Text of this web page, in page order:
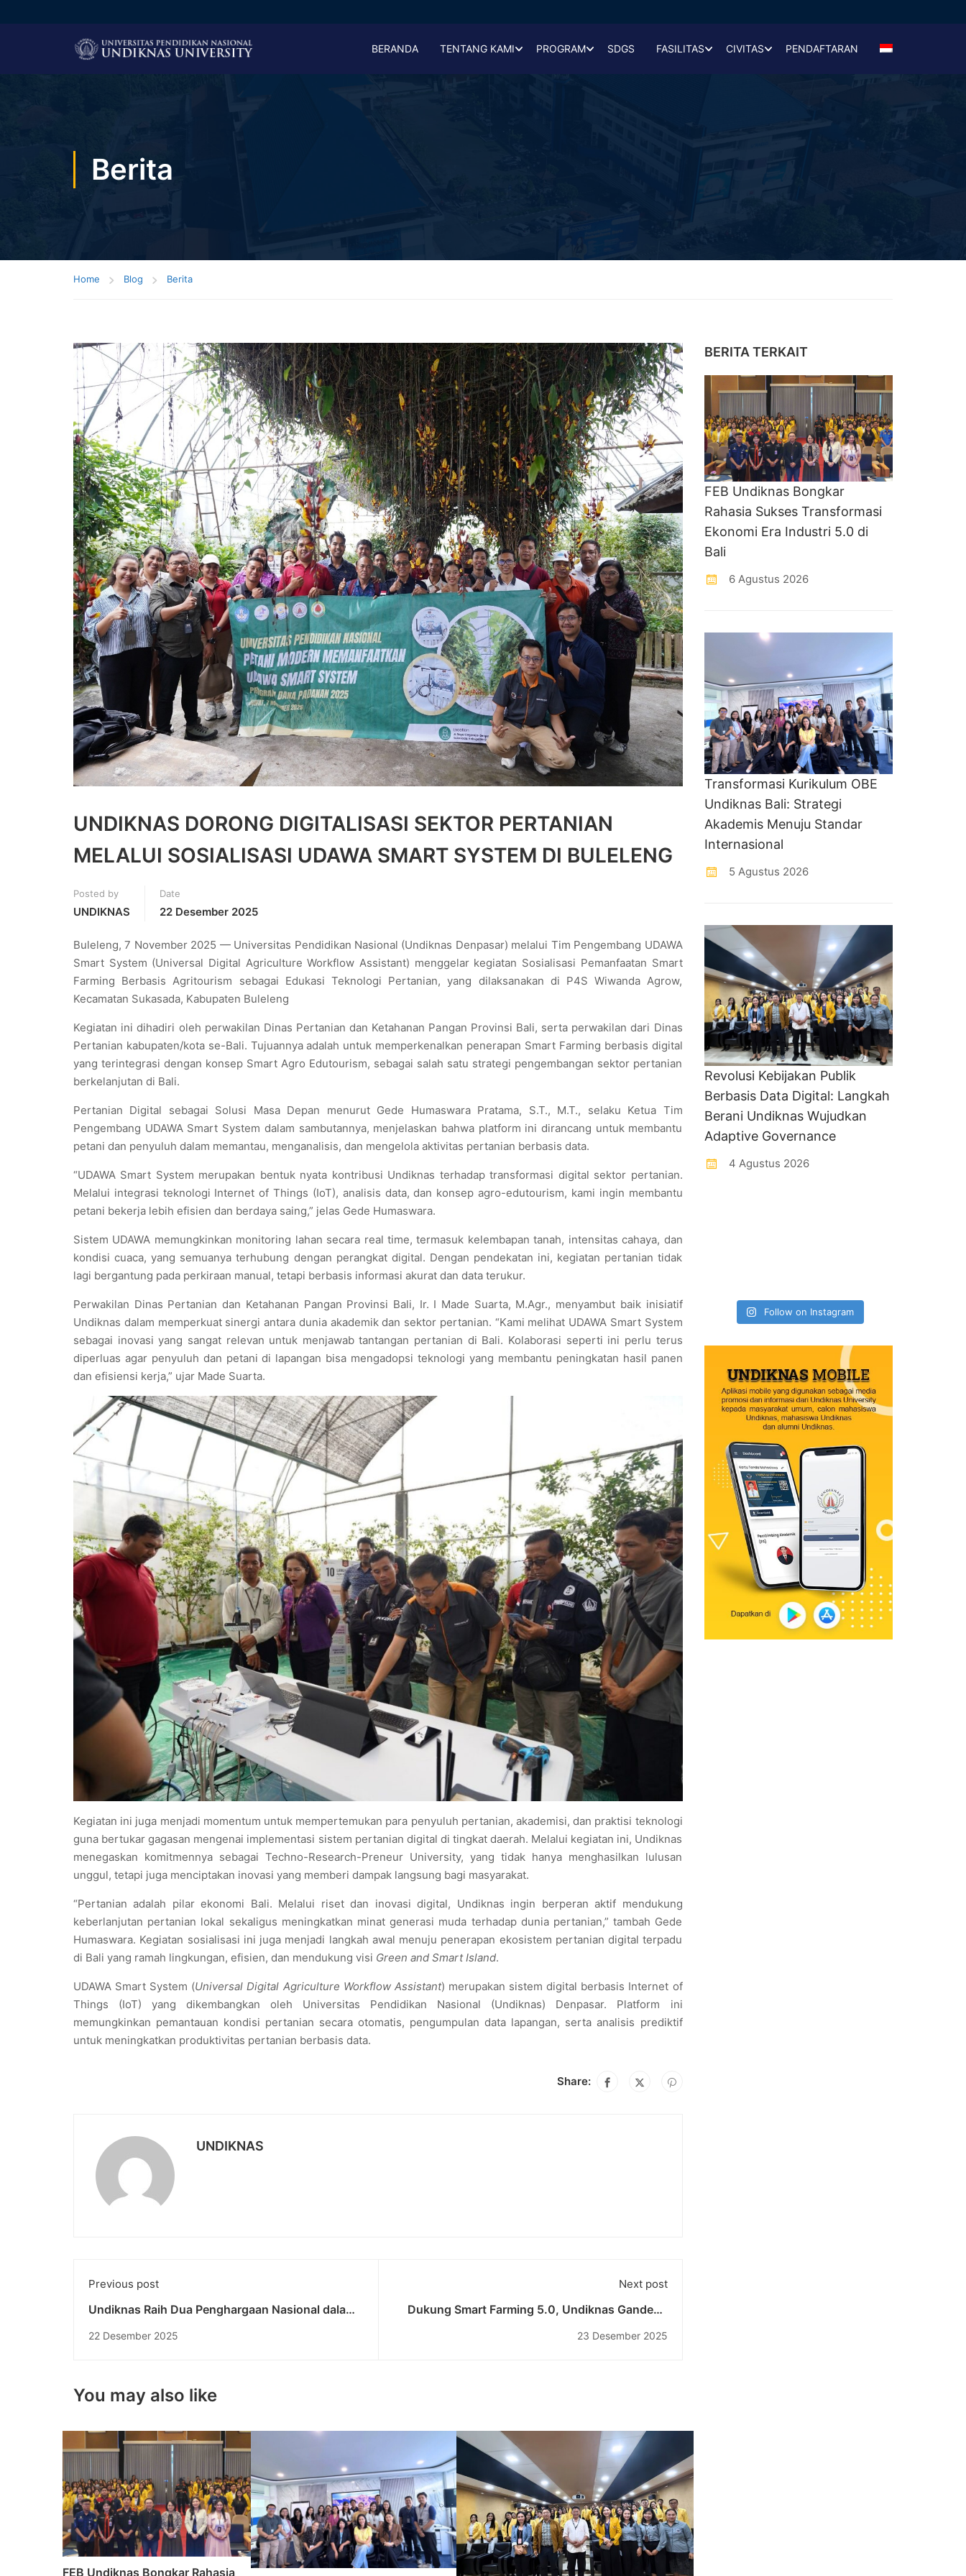
BERANDA TENTANG KAMI PROGRAM SDGS FASILITAS CIVITAS PENDAFTARAN
Berita
Home Blog Berita
UNDIKNAS DORONG DIGITALISASI SEKTOR PERTANIAN
MELALUI SOSIALISASI UDAWA SMART SYSTEM DI BULELENG
Posted by
UNDIKNAS
Date
22 Desember 2025
Buleleng, 7 November 2025 — Universitas Pendidikan Nasional (Undiknas Denpasar) melalui Tim Pengembang UDAWA
Smart System (Universal Digital Agriculture Workflow Assistant) menggelar kegiatan Sosialisasi Pemanfaatan Smart
Farming Berbasis Agritourism sebagai Edukasi Teknologi Pertanian, yang dilaksanakan di P4S Wiwanda Agrow,
Kecamatan Sukasada, Kabupaten Buleleng
Kegiatan ini dihadiri oleh perwakilan Dinas Pertanian dan Ketahanan Pangan Provinsi Bali, serta perwakilan dari Dinas
Pertanian kabupaten/kota se-Bali. Tujuannya adalah untuk memperkenalkan penerapan Smart Farming berbasis digital
yang terintegrasi dengan konsep Smart Agro Edutourism, sebagai salah satu strategi pengembangan sektor pertanian
berkelanjutan di Bali.
Pertanian Digital sebagai Solusi Masa Depan menurut Gede Humaswara Pratama, S.T., M.T., selaku Ketua Tim
Pengembang UDAWA Smart System dalam sambutannya, menjelaskan bahwa platform ini dirancang untuk membantu
petani dan penyuluh dalam memantau, menganalisis, dan mengelola aktivitas pertanian berbasis data.
“UDAWA Smart System merupakan bentuk nyata kontribusi Undiknas terhadap transformasi digital sektor pertanian.
Melalui integrasi teknologi Internet of Things (IoT), analisis data, dan konsep agro-edutourism, kami ingin membantu
petani bekerja lebih efisien dan berdaya saing,” jelas Gede Humaswara.
Sistem UDAWA memungkinkan monitoring lahan secara real time, termasuk kelembapan tanah, intensitas cahaya, dan
kondisi cuaca, yang semuanya terhubung dengan perangkat digital. Dengan pendekatan ini, kegiatan pertanian tidak
lagi bergantung pada perkiraan manual, tetapi berbasis informasi akurat dan data terukur.
Perwakilan Dinas Pertanian dan Ketahanan Pangan Provinsi Bali, Ir. I Made Suarta, M.Agr., menyambut baik inisiatif
Undiknas dalam memperkuat sinergi antara dunia akademik dan sektor pertanian. “Kami melihat UDAWA Smart System
sebagai inovasi yang sangat relevan untuk menjawab tantangan pertanian di Bali. Kolaborasi seperti ini perlu terus
diperluas agar penyuluh dan petani di lapangan bisa mengadopsi teknologi yang membantu peningkatan hasil panen
dan efisiensi kerja,” ujar Made Suarta.
Kegiatan ini juga menjadi momentum untuk mempertemukan para penyuluh pertanian, akademisi, dan praktisi teknologi
guna bertukar gagasan mengenai implementasi sistem pertanian digital di tingkat daerah. Melalui kegiatan ini, Undiknas
menegaskan komitmennya sebagai Techno-Research-Preneur University, yang tidak hanya menghasilkan lulusan
unggul, tetapi juga menciptakan inovasi yang memberi dampak langsung bagi masyarakat.
“Pertanian adalah pilar ekonomi Bali. Melalui riset dan inovasi digital, Undiknas ingin berperan aktif mendukung
keberlanjutan pertanian lokal sekaligus meningkatkan minat generasi muda terhadap dunia pertanian,” tambah Gede
Humaswara. Kegiatan sosialisasi ini juga menjadi langkah awal menuju penerapan ekosistem pertanian digital terpadu
di Bali yang ramah lingkungan, efisien, dan mendukung visi Green and Smart Island.
UDAWA Smart System (Universal Digital Agriculture Workflow Assistant) merupakan sistem digital berbasis Internet of
Things (IoT) yang dikembangkan oleh Universitas Pendidikan Nasional (Undiknas) Denpasar. Platform ini
memungkinkan pemantauan kondisi pertanian secara otomatis, pengumpulan data lapangan, serta analisis prediktif
untuk meningkatkan produktivitas pertanian berbasis data.
Share:
UNDIKNAS
Previous post
Undiknas Raih Dua Penghargaan Nasional dalam
22 Desember 2025
Next post
Dukung Smart Farming 5.0, Undiknas Gandeng
23 Desember 2025
You may also like
FEB Undiknas Bongkar Rahasia
BERITA TERKAIT
FEB Undiknas Bongkar
Rahasia Sukses Transformasi
Ekonomi Era Industri 5.0 di
Bali
6 Agustus 2026
Transformasi Kurikulum OBE
Undiknas Bali: Strategi
Akademis Menuju Standar
Internasional
5 Agustus 2026
Revolusi Kebijakan Publik
Berbasis Data Digital: Langkah
Berani Undiknas Wujudkan
Adaptive Governance
4 Agustus 2026
Follow on Instagram